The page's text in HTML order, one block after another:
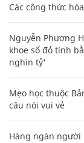
Các công thức
Nguyễn Phương
khoe sổ đỏ tính
nghìn tỷ'
Mẹo học thuộc
câu nói vui vẻ
Hàng ngàn người